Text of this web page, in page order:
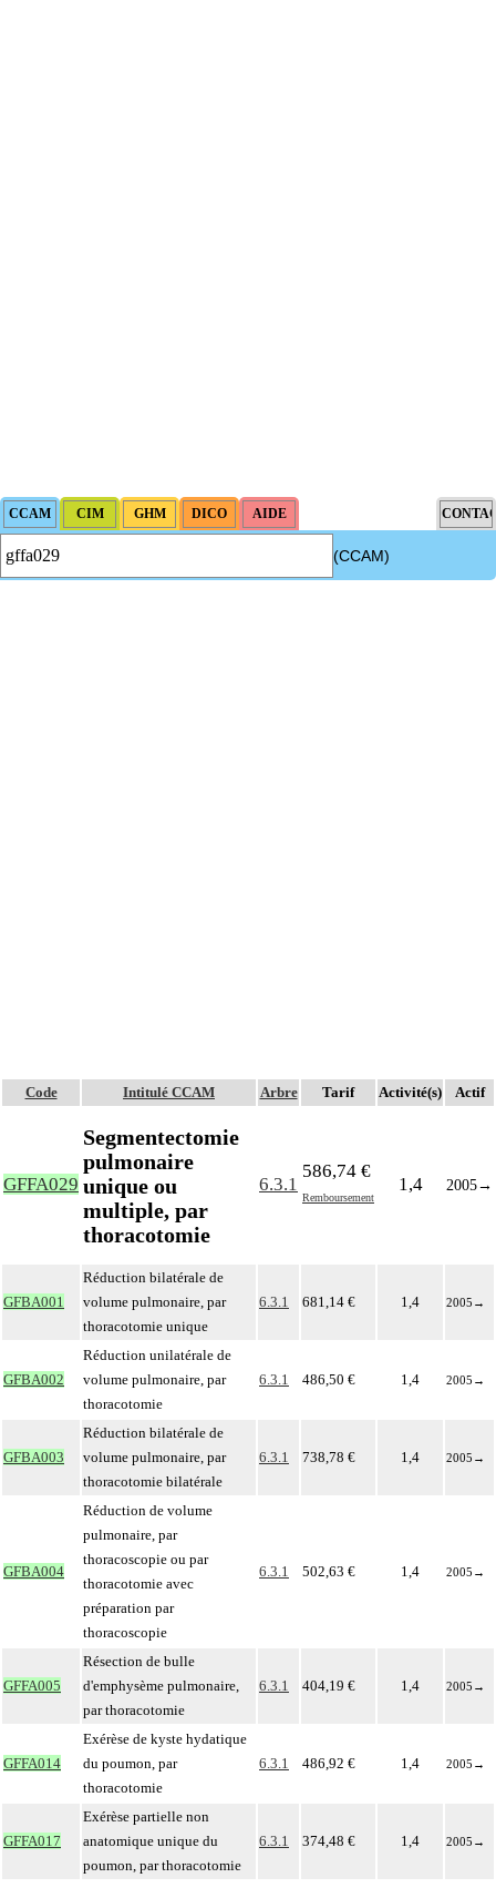
(CCAM)
Code Intitulé CCAM Arbre Tarif Activité(s) Actif
GFFA029
Segmentectomie
pulmonaire
unique ou
multiple, par
thoracotomie
6.3.1
586,74 €
Remboursement
1,4 2005→
GFBA001
Réduction bilatérale de
volume pulmonaire, par
thoracotomie unique
6.3.1 681,14 € 1,4 2005 →
GFBA002
Réduction unilatérale de
volume pulmonaire, par
thoracotomie
6.3.1 486,50 € 1,4 2005 →
GFBA003
Réduction bilatérale de
volume pulmonaire, par
thoracotomie bilatérale
6.3.1 738,78 € 1,4 2005 →
GFBA004
Réduction de volume
pulmonaire, par
thoracoscopie ou par
thoracotomie avec
préparation par
thoracoscopie
6.3.1 502,63 € 1,4 2005 →
GFFA005
Résection de bulle
d'emphysème pulmonaire,
par thoracotomie
6.3.1 404,19 € 1,4 2005 →
GFFA014
Exérèse de kyste hydatique
du poumon, par
thoracotomie
6.3.1 486,92 € 1,4 2005 →
GFFA017
Exérèse partielle non
anatomique unique du
poumon, par thoracotomie
6.3.1 374,48 € 1,4 2005 →